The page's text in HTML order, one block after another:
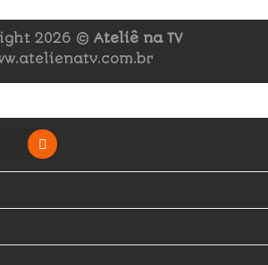
2026 © Ateliê na TV